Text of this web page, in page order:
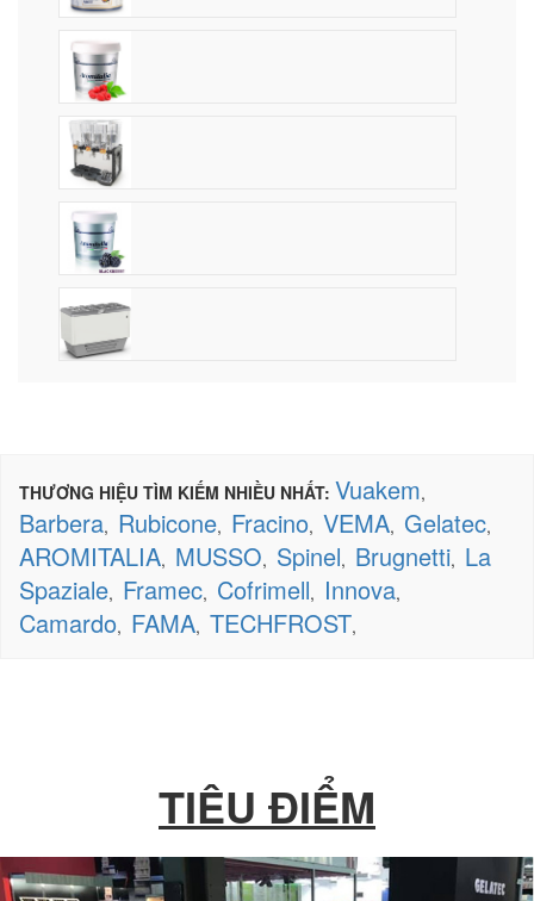
THƯƠNG HIỆU TÌM KIẾM NHIỀU NHẤT: Vuakem,
Barbera, Rubicone, Fracino, VEMA, Gelatec,
AROMITALIA, MUSSO, Spinel, Brugnetti, La
Spaziale, Framec, Cofrimell, Innova,
Camardo, FAMA, TECHFROST,
TIÊU ĐIỂM